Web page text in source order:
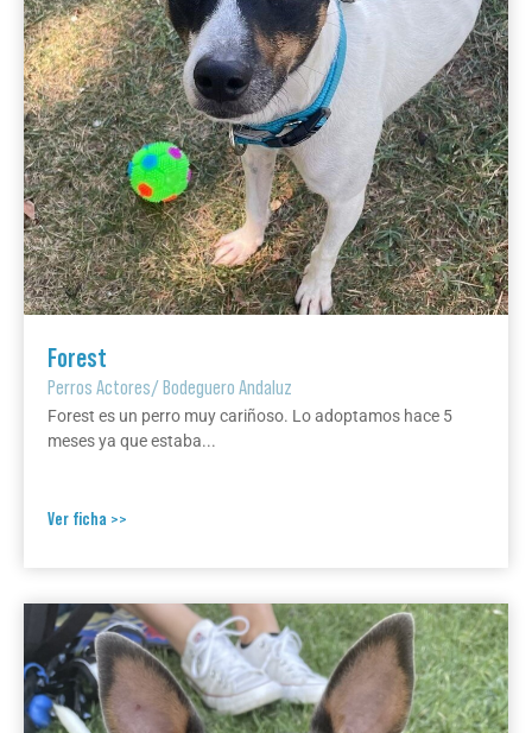
Forest
Perros Actores/Bodeguero Andaluz
Forest es un perro muy cariñoso. Lo adoptamos hace 5
meses ya que estaba...
Ver ficha >>